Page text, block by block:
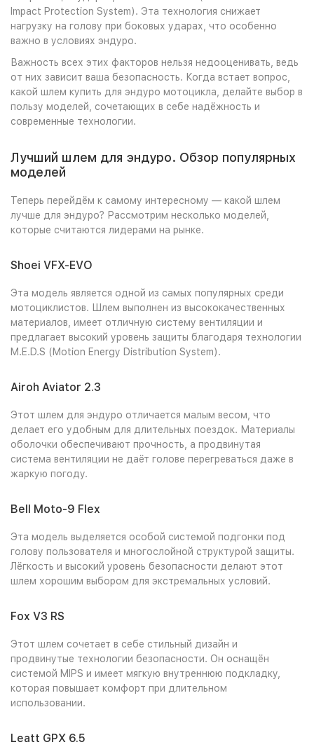
Impact Protection System). Эта технология снижает
нагрузку на голову при боковых ударах, что особенно
важно в условиях эндуро.
Важность всех этих факторов нельзя недооценивать, ведь
от них зависит ваша безопасность. Когда встает вопрос,
какой шлем купить для эндуро мотоцикла, делайте выбор в
пользу моделей, сочетающих в себе надёжность и
современные технологии.
Лучший шлем для эндуро. Обзор популярных
моделей
Теперь перейдём к самому интересному — какой шлем
лучше для эндуро? Рассмотрим несколько моделей,
которые считаются лидерами на рынке.
Shoei VFX-EVO
Эта модель является одной из самых популярных среди
мотоциклистов. Шлем выполнен из высококачественных
материалов, имеет отличную систему вентиляции и
предлагает высокий уровень защиты благодаря технологии
M.E.D.S (Motion Energy Distribution System).
Airoh Aviator 2.3
Этот шлем для эндуро отличается малым весом, что
делает его удобным для длительных поездок. Материалы
оболочки обеспечивают прочность, а продвинутая
система вентиляции не даёт голове перегреваться даже в
жаркую погоду.
Bell Moto-9 Flex
Эта модель выделяется особой системой подгонки под
голову пользователя и многослойной структурой защиты.
Лёгкость и высокий уровень безопасности делают этот
шлем хорошим выбором для экстремальных условий.
Fox V3 RS
Этот шлем сочетает в себе стильный дизайн и
продвинутые технологии безопасности. Он оснащён
системой MIPS и имеет мягкую внутреннюю подкладку,
которая повышает комфорт при длительном
использовании.
Leatt GPX 6.5